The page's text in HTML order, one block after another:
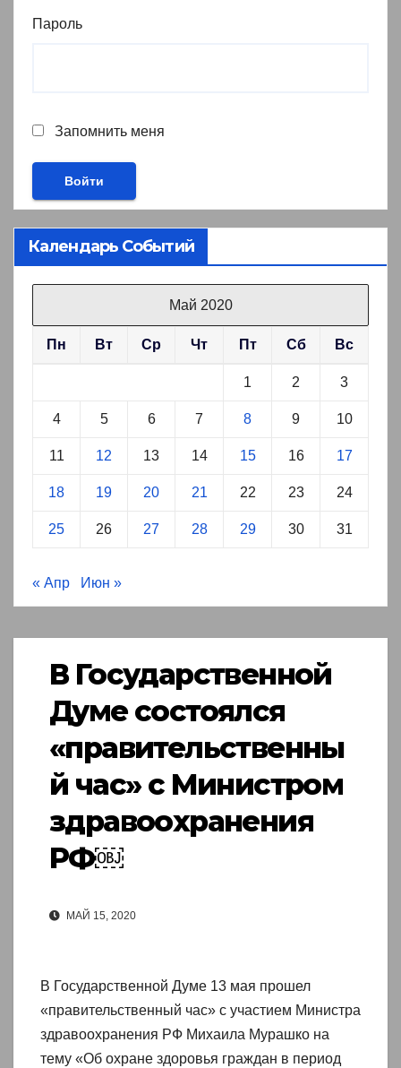
Пароль
Запомнить меня
Календарь Событий
Май 2020
Пн Вт Ср Чт Пт Сб Вс
1 2 3
4 5 6 7 8 9 10
11 12 13 14 15 16 17
18 19 20 21 22 23 24
25 26 27 28 29 30 31
« Апр Июн »
В Государственной
Думе состоялся
«правительственны
й час» с Министром
здравоохранения
РФ￼
МАЙ 15, 2020
В Государственной Думе 13 мая прошел
«правительственный час» с участием Министра
здравоохранения РФ Михаила Мурашко на
тему «Об охране здоровья граждан в период